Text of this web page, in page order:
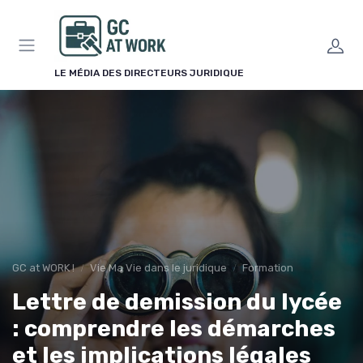
LE MÉDIA DES DIRECTEURS JURIDIQUE
GC at WORK ! Vie Ma Vie dans le juridique Formation
Lettre de demission du lycée
: comprendre les démarches
et les implications légales